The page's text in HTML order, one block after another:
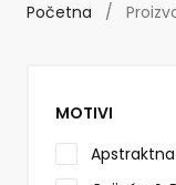
Početna /
MOTIVI